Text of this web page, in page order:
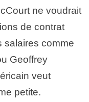
ne voudrait
de contrat
salaires comme
Geoffrey
veut
petite.